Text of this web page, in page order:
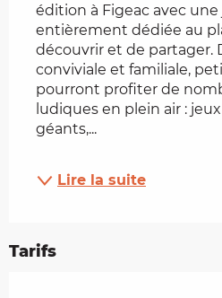
édition à Figeac avec
entièrement dédiée au
découvrir et de partager.
conviviale et familiale,
pourront profiter de
ludiques en plein air :
géants,...
Lire la suite
Tarifs